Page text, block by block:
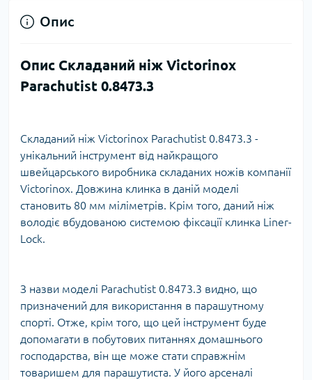
Опис
Опис Складаний ніж Victorinox
Parachutist 0.8473.3
Складаний ніж Victorinox Parachutist 0.8473.3 -
унікальний інструмент від найкращого
швейцарського виробника складаних ножів компанії
Victorinox. Довжина клинка в даній моделі
становить 80 мм міліметрів. Крім того, даний ніж
володіє вбудованою системою фіксації клинка Liner-
Lock.
З назви моделі Parachutist 0.8473.3 видно, що
призначений для використання в парашутному
спорті. Отже, крім того, що цей інструмент буде
допомагати в побутових питаннях домашнього
господарства, він ще може стати справжнім
товаришем для парашутиста. У його арсеналі